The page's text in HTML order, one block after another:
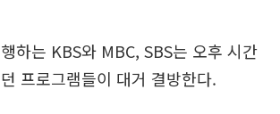
하는 KBS와 MBC, SBS는 오후 시간
프로그램들이 대거 결방한다.